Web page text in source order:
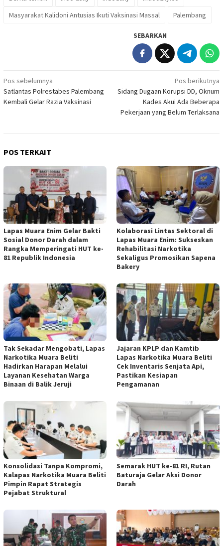
Masyarakat Kalidoni Antusias Ikuti Vaksinasi Massal
Palembang
SEBARKAN
Navigasi
pos
Pos sebelumnya
Satlantas Polrestabes Palembang
Kembali Gelar Razia Vaksinasi
Pos berikutnya
Sidang Dugaan Korupsi DD, Oknum
Kades Akui Ada Beberapa
Pekerjaan yang Belum Terlaksana
POS TERKAIT
Lapas Muara Enim Gelar Bakti
Sosial Donor Darah dalam
Rangka Memperingati HUT ke-
81 Republik Indonesia
Kolaborasi Lintas Sektoral di
Lapas Muara Enim: Sukseskan
Rehabilitasi Narkotika
Sekaligus Promosikan Sapena
Bakery
Tak Sekadar Mengobati, Lapas
Narkotika Muara Beliti
Hadirkan Harapan Melalui
Layanan Kesehatan Warga
Binaan di Balik Jeruji
Jajaran KPLP dan Kamtib
Lapas Narkotika Muara Beliti
Cek Inventaris Senjata Api,
Pastikan Kesiapan
Pengamanan
Konsolidasi Tanpa Kompromi,
Kalapas Narkotika Muara Beliti
Pimpin Rapat Strategis
Pejabat Struktural
Semarak HUT ke-81 RI, Rutan
Baturaja Gelar Aksi Donor
Darah